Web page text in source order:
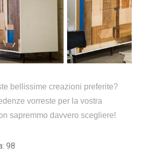
bellissime creazioni preferite?
vorreste per la vostra
sapremmo davvero scegliere!
98